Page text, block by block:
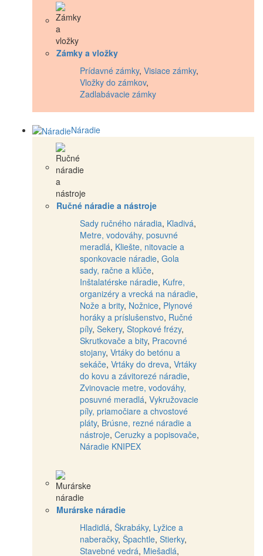
Zámky a vložky
Prídavné zámky, Visiace zámky,
Vložky do zámkov,
Zadlabávacie zámky
Náradie
Ručné náradie a nástroje
Sady ručného náradia, Kladivá,
Metre, vodováhy, posuvné
meradlá, Kliešte, nitovacie a
sponkovacie náradie, Gola
sady, račne a kľúče,
Inštalatérske náradie, Kufre,
organizéry a vrecká na náradie,
Nože a brity, Nožnice, Plynové
horáky a príslušenstvo, Ručné
píly, Sekery, Stopkové frézy,
Skrutkovače a bity, Pracovné
stojany, Vrtáky do betónu a
sekáče, Vrtáky do dreva, Vrtáky
do kovu a závitorezé náradie,
Zvinovacie metre, vodováhy,
posuvné meradlá, Vykružovacie
píly, priamočiare a chvostové
pláty, Brúsne, rezné náradie a
nástroje, Ceruzky a popisovače,
Náradie KNIPEX
Murárske náradie
Hladidlá, Škrabáky, Lyžice a
naberačky, Špachtle, Stierky,
Stavebné vedrá, Miešadlá,